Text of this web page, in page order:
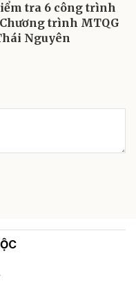
tra 6 công trình
trình MTQG
Nguyên